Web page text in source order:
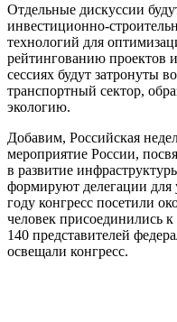
Отдельные дискуссии
инвестиционно-
технологий для
рейтингованию проектов
сессиях будут затронуты
транспортный сектор,
экологию.
Добавим, Российская
мероприятие России,
в развитие
формируют делегации для
году конгресс посетили
человек присоединились
140 представителей
освещали конгресс.